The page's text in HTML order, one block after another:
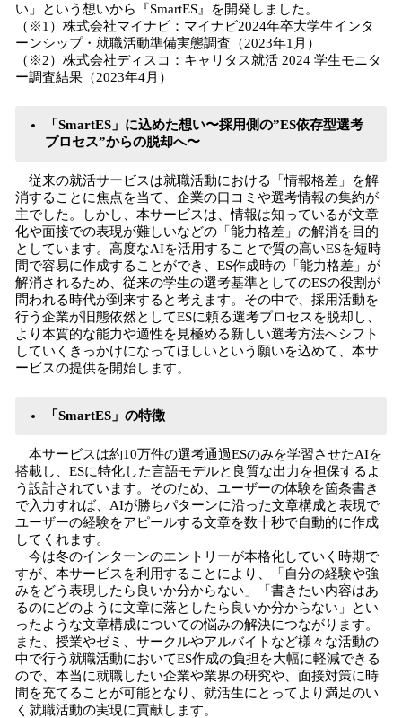
い」という想いから『SmartES』を開発しました。
（※1）株式会社マイナビ：マイナビ2024年卒大学生インタ
ーンシップ・就職活動準備実態調査（2023年1月）
（※2）株式会社ディスコ：キャリタス就活 2024 学生モニタ
ー調査結果（2023年4月）
「SmartES」に込めた想い〜採用側の”ES依存型選考
プロセス”からの脱却へ〜
従来の就活サービスは就職活動における「情報格差」を解
消することに焦点を当て、企業の口コミや選考情報の集約が
主でした。しかし、本サービスは、情報は知っているが文章
化や面接での表現が難しいなどの「能力格差」の解消を目的
としています。高度なAIを活用することで質の高いESを短時
間で容易に作成することができ、ES作成時の「能力格差」が
解消されるため、従来の学生の選考基準としてのESの役割が
問われる時代が到来すると考えます。その中で、採用活動を
行う企業が旧態依然としてESに頼る選考プロセスを脱却し、
より本質的な能力や適性を見極める新しい選考方法へシフト
していくきっかけになってほしいという願いを込めて、本サ
ービスの提供を開始します。
「SmartES」の特徴
本サービスは約10万件の選考通過ESのみを学習させたAIを
搭載し、ESに特化した言語モデルと良質な出力を担保するよ
う設計されています。そのため、ユーザーの体験を箇条書き
で入力すれば、AIが勝ちパターンに沿った文章構成と表現で
ユーザーの経験をアピールする文章を数十秒で自動的に作成
してくれます。
今は冬のインターンのエントリーが本格化していく時期で
すが、本サービスを利用することにより、「自分の経験や強
みをどう表現したら良いか分からない」「書きたい内容はあ
るのにどのように文章に落としたら良いか分からない」とい
ったような文章構成についての悩みの解決につながります。
また、授業やゼミ、サークルやアルバイトなど様々な活動の
中で行う就職活動においてES作成の負担を大幅に軽減できる
ので、本当に就職したい企業や業界の研究や、面接対策に時
間を充てることが可能となり、就活生にとってより満足のい
く就職活動の実現に貢献します。